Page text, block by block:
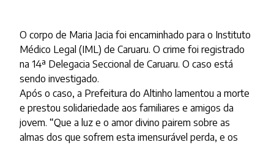
O corpo de Maria Jacia foi encaminhado para o Instituto
Médico Legal (IML) de Caruaru. O crime foi registrado
na 14ª Delegacia Seccional de Caruaru. O caso está
sendo investigado.
Após o caso, a Prefeitura do Altinho lamentou a morte
e prestou solidariedade aos familiares e amigos da
jovem. “Que a luz e o amor divino pairem sobre as
almas dos que sofrem esta imensurável perda, e os